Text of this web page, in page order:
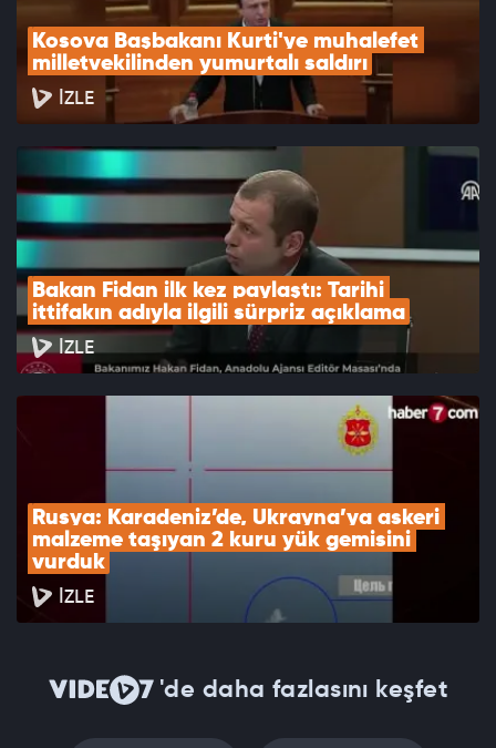
Kosova Başbakanı Kurti'ye muhalefet
milletvekilinden yumurtalı saldırı
İZLE
Bakan Fidan ilk kez paylaştı: Tarihi
ittifakın adıyla ilgili sürpriz açıklama
İZLE
Rusya: Karadeniz’de, Ukrayna’ya askeri
malzeme taşıyan 2 kuru yük gemisini
vurduk
İZLE
'de daha fazlasını keşfet